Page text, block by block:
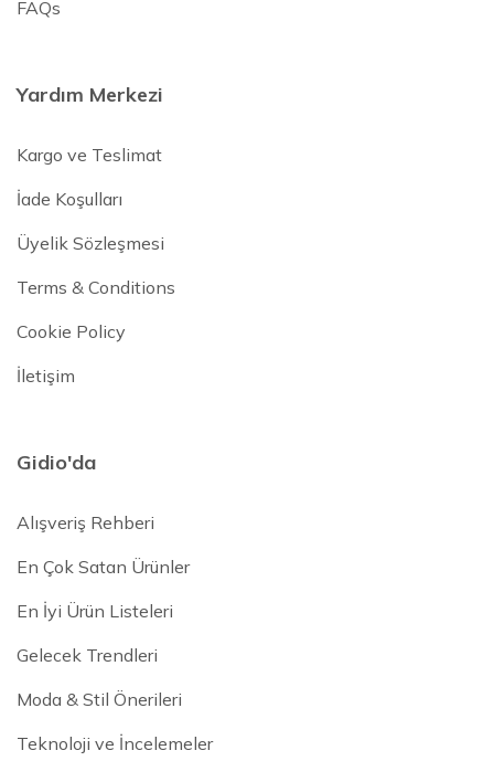
FAQs
Yardım Merkezi
Kargo ve Teslimat
İade Koşulları
Üyelik Sözleşmesi
Terms & Conditions
Cookie Policy
İletişim
Gidio'da
Alışveriş Rehberi
En Çok Satan Ürünler
En İyi Ürün Listeleri
Gelecek Trendleri
Moda & Stil Önerileri
Teknoloji ve İncelemeler